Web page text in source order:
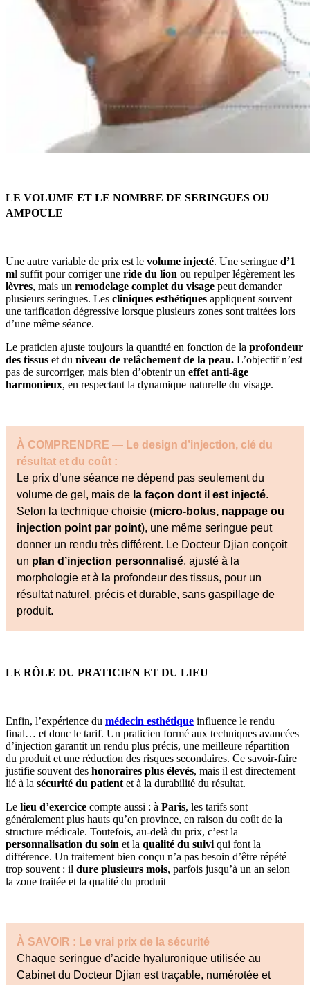
LE VOLUME ET LE NOMBRE DE SERINGUES OU
AMPOULE
Une autre variable de prix est le volume injecté. Une seringue d’1
ml suffit pour corriger une ride du lion ou repulper légèrement les
lèvres, mais un remodelage complet du visage peut demander
plusieurs seringues. Les cliniques esthétiques appliquent souvent
une tarification dégressive lorsque plusieurs zones sont traitées lors
d’une même séance.
Le praticien ajuste toujours la quantité en fonction de la profondeur
des tissus et du niveau de relâchement de la peau. L’objectif n’est
pas de surcorriger, mais bien d’obtenir un effet anti-âge
harmonieux, en respectant la dynamique naturelle du visage.
À COMPRENDRE — Le design d’injection, clé du
résultat et du coût :
Le prix d’une séance ne dépend pas seulement du
volume de gel, mais de la façon dont il est injecté.
Selon la technique choisie (micro-bolus, nappage ou
injection point par point), une même seringue peut
donner un rendu très différent. Le Docteur Djian conçoit
un plan d’injection personnalisé, ajusté à la
morphologie et à la profondeur des tissus, pour un
résultat naturel, précis et durable, sans gaspillage de
produit.
LE RÔLE DU PRATICIEN ET DU LIEU
Enfin, l’expérience du médecin esthétique influence le rendu
final… et donc le tarif. Un praticien formé aux techniques avancées
d’injection garantit un rendu plus précis, une meilleure répartition
du produit et une réduction des risques secondaires. Ce savoir-faire
justifie souvent des honoraires plus élevés, mais il est directement
lié à la sécurité du patient et à la durabilité du résultat.
Le lieu d’exercice compte aussi : à Paris, les tarifs sont
généralement plus hauts qu’en province, en raison du coût de la
structure médicale. Toutefois, au-delà du prix, c’est la
personnalisation du soin et la qualité du suivi qui font la
différence. Un traitement bien conçu n’a pas besoin d’être répété
trop souvent : il dure plusieurs mois, parfois jusqu’à un an selon
la zone traitée et la qualité du produit
À SAVOIR : Le vrai prix de la sécurité
Chaque seringue d’acide hyaluronique utilisée au
Cabinet du Docteur Djian est traçable, numérotée et